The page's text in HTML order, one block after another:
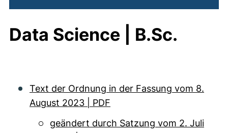
Data Science | B.Sc.
Text der Ordnung in der Fassung vom 8.
August 2023 | PDF
geändert durch Satzung vom 2. Juli